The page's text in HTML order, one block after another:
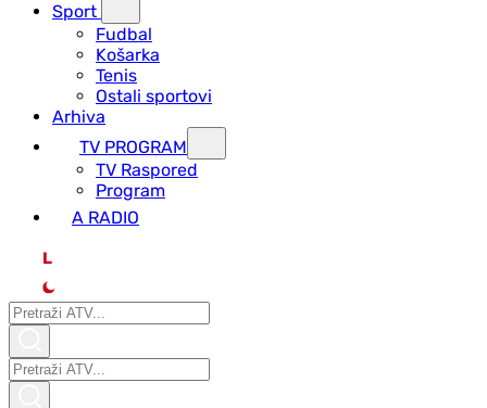
Sport
Fudbal
Košarka
Tenis
Ostali sportovi
Arhiva
TV PROGRAM
ТV Raspored
Program
A RADIO
L